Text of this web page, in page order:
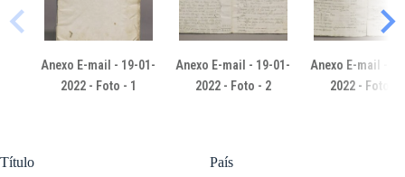
Anexo E-mail - 19-01-
2022 - Foto - 1
Anexo E-mail - 19-01-
2022 - Foto - 2
Anexo E-mail -
2022 - Foto - 3
Título País